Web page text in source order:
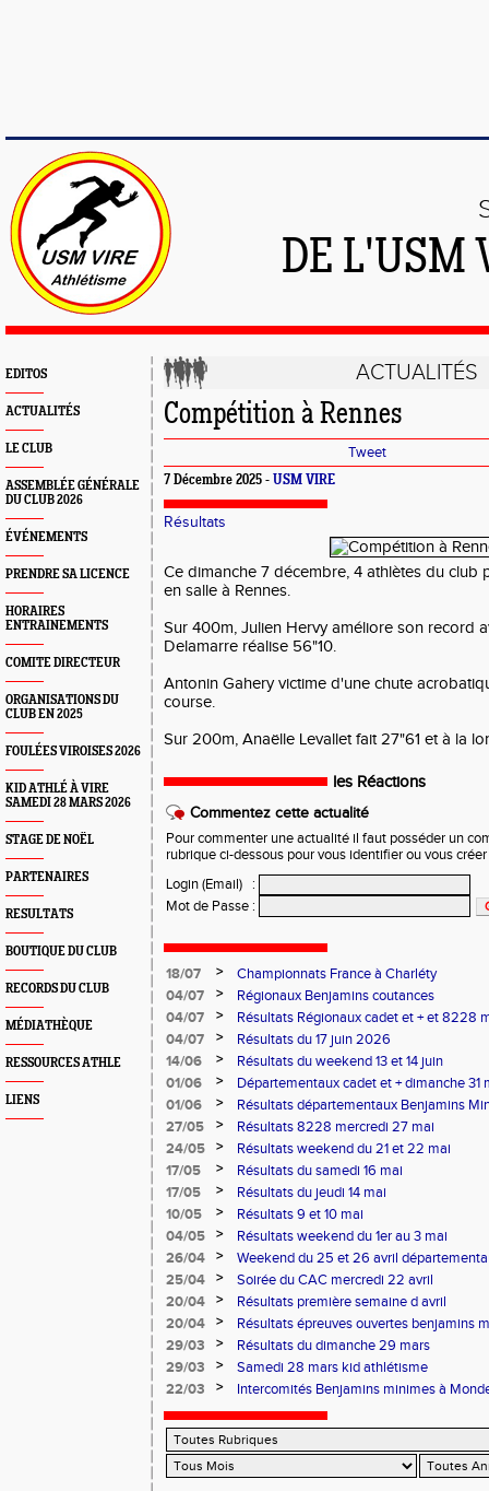
DE L'USM
EDITOS
ACTUALITÉS
LE CLUB
ASSEMBLÉE GÉNÉRALE
DU CLUB 2026
ÉVÉNEMENTS
PRENDRE SA LICENCE
HORAIRES
ENTRAINEMENTS
COMITE DIRECTEUR
ORGANISATIONS DU
CLUB EN 2025
FOULÉES VIROISES 2026
KID ATHLÉ À VIRE
SAMEDI 28 MARS 2026
STAGE DE NOËL
PARTENAIRES
RESULTATS
BOUTIQUE DU CLUB
RECORDS DU CLUB
MÉDIATHÈQUE
RESSOURCES ATHLE
LIENS
ACTUALITÉS
Compétition à Rennes
Tweet
7 Décembre 2025 - USM VIRE
Résultats
Ce dimanche 7 décembre, 4 athlètes du club
en salle à Rennes.
Sur 400m, Julien Hervy améliore son record
Delamarre réalise 56"10.
Antonin Gahery victime d'une chute
course.
Sur 200m, Anaëlle Levallet fait 27"61 et à la
les Réactions
Commentez cette actualité
Pour commenter une actualité il faut posséder un
rubrique ci-dessous pour vous identifier ou vous
Login (Email)
:
Mot de Passe :
18/07 >
Championnats France à Charléty
04/07
>
Régionaux Benjamins coutances
04/07
>
Résultats Régionaux cadet et + et 8228
04/07
>
Résultats du 17 juin 2026
14/06
>
Résultats du weekend 13 et 14 juin
01/06
>
Départementaux cadet et + dimanche 31
01/06
>
Résultats départementaux Benjamins
27/05
>
Résultats 8228 mercredi 27 mai
24/05
>
Résultats weekend du 21 et 22 mai
17/05
>
Résultats du samedi 16 mai
17/05
>
Résultats du jeudi 14 mai
10/05
>
Résultats 9 et 10 mai
04/05
>
Résultats weekend du 1er au 3 mai
26/04
>
Weekend du 25 et 26 avril
ouvertes
25/04 >
Soirée du CAC mercredi 22 avril
20/04
>
Résultats première semaine d avril
20/04
>
Résultats épreuves ouvertes benjamins
29/03
>
Résultats du dimanche 29 mars
29/03
>
Samedi 28 mars kid athlétisme
22/03
> Intercomités Benjamins minimes à